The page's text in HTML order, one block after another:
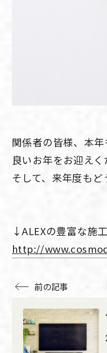
関係者の皆様、本年
良いお年をお迎えく
そして、来年度もど
↓ALEXの豊富な施
http://
前の記事